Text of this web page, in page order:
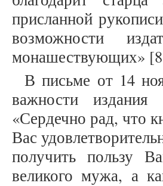
присланной
возможности
монашествующих»
В письме от 14
важности
«Сердечно рад, что
Вас
получить пользу
великого мужа, а